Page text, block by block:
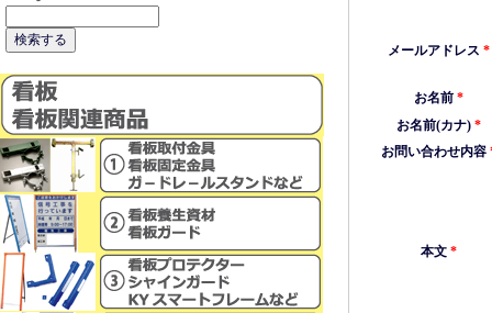
メールアドレス *
お名前*
お名前(カナ)*
お問い合わせ内容
本文*